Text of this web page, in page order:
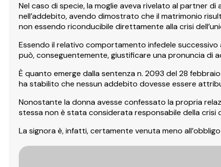
Nel caso di specie, la moglie aveva rivelato al partner
nell’addebito, avendo dimostrato che il matrimonio
non essendo riconducibile direttamente alla crisi
Essendo il relativo comportamento infedele
può, conseguentemente, giustificare una pronuncia di
È quanto emerge dalla sentenza n. 2093 del 28
ha stabilito che nessun addebito dovesse essere
Nonostante la donna avesse confessato la propria
stessa non è stata considerata responsabile della crisi
La signora è, infatti, certamente venuta meno